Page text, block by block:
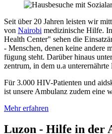
Seit über 20 Jahren leisten wir
von Nairobi medizinische Hilfe.
Health Center" sehen die
- Menschen, denen keine andere
fügung steht. Darüber hinaus
zentrum, in dem u.a
Für 3.000 HIV-Patienten und
ist unsere Ambulanz zu­dem eine
Mehr erfahren
Luzon - Hilfe in der